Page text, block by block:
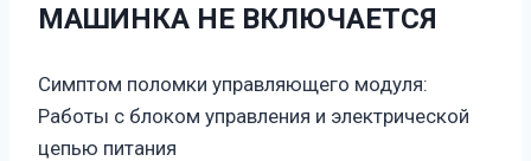
МАШИНКА НЕ ВКЛЮЧАЕТСЯ
Симптом поломки управляющего модуля:
Работы с блоком управления и электрической
цепью питания